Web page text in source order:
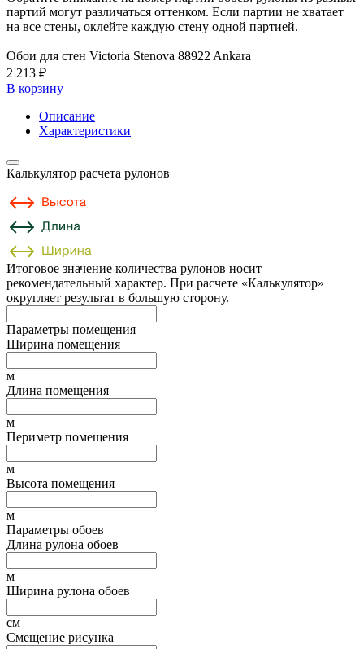
партий могут различаться оттенком. Если партии не хватает
на все стены, оклейте каждую стену одной партией.
Обои для стен Victoria Stenova 88922 Ankara
2 213 ₽
В корзину
Описание
Характеристики
Калькулятор расчета рулонов
Итоговое значение количества рулонов носит
рекомендательный характер. При расчете «Калькулятор»
округляет результат в большую сторону.
Параметры помещения
Ширина помещения
м
Длина помещения
м
Периметр помещения
м
Высота помещения
м
Параметры обоев
Длина рулона обоев
м
Ширина рулона обоев
см
Смещение рисунка